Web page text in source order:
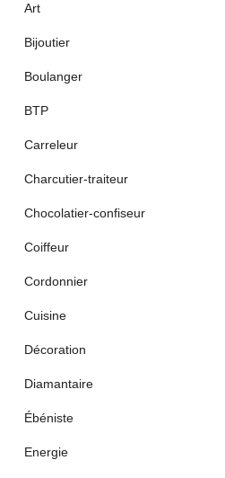
Art
Bijoutier
Boulanger
BTP
Carreleur
Charcutier-traiteur
Chocolatier-confiseur
Coiffeur
Cordonnier
Cuisine
Décoration
Diamantaire
Ébéniste
Energie